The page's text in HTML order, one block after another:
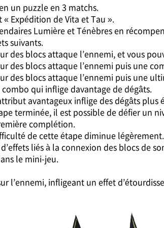
un puzzle en 3 matchs.
« Expédition de Vita et Tau ».
Lumière et Ténèbres en
suivants.
blocs attaque l’ennemi, et vous
blocs attaque l’ennemi puis une
blocs attaque l’ennemi puis une
qui inflige davantage de dégâts.
avantageux inflige des dégâts
terminée, il est possible de défier un
complétion.
de cette étape diminue légèrement.
liés à la connexion des blocs de
le mini-jeu.
l’ennemi, infligeant un effet